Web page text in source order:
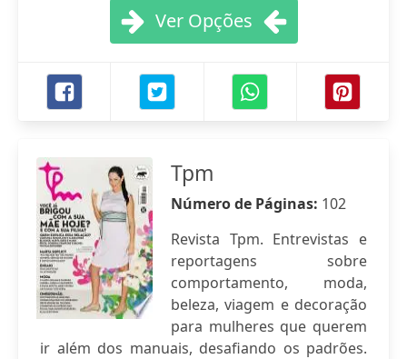
Ver Opções
Tpm
Número de Páginas: 102
Revista Tpm. Entrevistas e
reportagens sobre
comportamento, moda,
beleza, viagem e decoração
para mulheres que querem
ir além dos manuais, desafiando os padrões.